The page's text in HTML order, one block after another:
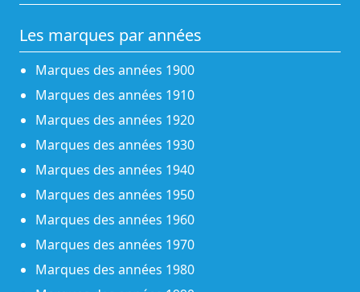
Les marques par années
Marques des années 1900
Marques des années 1910
Marques des années 1920
Marques des années 1930
Marques des années 1940
Marques des années 1950
Marques des années 1960
Marques des années 1970
Marques des années 1980